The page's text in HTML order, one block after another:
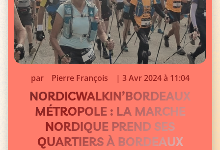
par Pierre François | 3 Avr 2024 à 11:04
NORDICWALKIN’BORDEAUX
MÉTROPOLE : LA MARCHE
NORDIQUE PREND SES
QUARTIERS À BORDEAUX